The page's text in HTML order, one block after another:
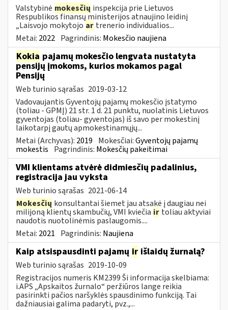
Valstybinė mokesčių inspekcija prie Lietuvos
Respublikos finansų ministerijos atnaujino leidinį
„Laisvojo mokytojo ar trenerio individualios...
Metai: 2022 Pagrindinis: Mokesčio naujiena
Kokia pajamų mokesčio lengvata nustatyta
pensijų įmokoms, kurios mokamos pagal
Pensijų
Web turinio sąrašas 2019-03-12
Vadovaujantis Gyventojų pajamų mokesčio įstatymo
(toliau - GPMĮ) 21 str. 1 d. 21 punktu, nuolatinis Lietuvos
gyventojas (toliau- gyventojas) iš savo per mokestinį
laikotarpį gautų apmokestinamųjų...
Metai (Archyvas): 2019 Mokesčiai:Gyventojų pajamų
mokestis Pagrindinis: Mokesčių pakeitimai
VMI klientams atvėrė didmiesčių padalinius,
registracija jau vyksta
Web turinio sąrašas 2021-06-14
Mokesčių konsultantai šiemet jau atsakė į daugiau nei
milijoną klientų skambučių, VMI kviečia ir toliau aktyviai
naudotis nuotolinėmis paslaugomis....
Metai: 2021 Pagrindinis: Naujiena
Kaip atsispausdinti pajamų ir išlaidų žurnalą?
Web turinio sąrašas 2019-10-09
Registracijos numeris KM2399 Ši informacija skelbiama:
i.APS „Apskaitos žurnalo“ peržiūros lange reikia
pasirinkti pačios naršyklės spausdinimo funkciją. Tai
dažniausiai galima padaryti, pvz.,...